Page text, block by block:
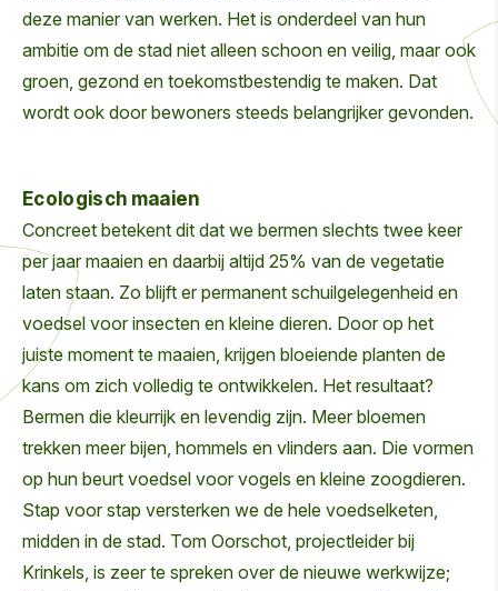
deze manier van werken. Het is onderdeel van hun
ambitie om de stad niet alleen schoon en veilig, maar ook
groen, gezond en toekomstbestendig te maken. Dat
wordt ook door bewoners steeds belangrijker gevonden.
Ecologisch maaien
Concreet betekent dit dat we bermen slechts twee keer
per jaar maaien en daarbij altijd 25% van de vegetatie
laten staan. Zo blijft er permanent schuilgelegenheid en
voedsel voor insecten en kleine dieren. Door op het
juiste moment te maaien, krijgen bloeiende planten de
kans om zich volledig te ontwikkelen. Het resultaat?
Bermen die kleurrijk en levendig zijn. Meer bloemen
trekken meer bijen, hommels en vlinders aan. Die vormen
op hun beurt voedsel voor vogels en kleine zoogdieren.
Stap voor stap versterken we de hele voedselketen,
midden in de stad. Tom Oorschot, projectleider bij
Krinkels, is zeer te spreken over de nieuwe werkwijze;